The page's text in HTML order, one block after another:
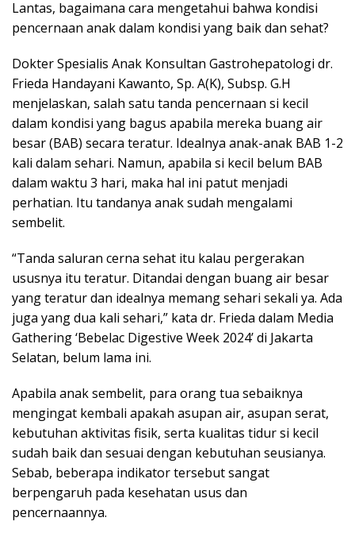
Lantas, bagaimana cara mengetahui bahwa kondisi
pencernaan anak dalam kondisi yang baik dan sehat?
Dokter Spesialis Anak Konsultan Gastrohepatologi dr.
Frieda Handayani Kawanto, Sp. A(K), Subsp. G.H
menjelaskan, salah satu tanda pencernaan si kecil
dalam kondisi yang bagus apabila mereka buang air
besar (BAB) secara teratur. Idealnya anak-anak BAB 1-2
kali dalam sehari. Namun, apabila si kecil belum BAB
dalam waktu 3 hari, maka hal ini patut menjadi
perhatian. Itu tandanya anak sudah mengalami
sembelit.
“Tanda saluran cerna sehat itu kalau pergerakan
ususnya itu teratur. Ditandai dengan buang air besar
yang teratur dan idealnya memang sehari sekali ya. Ada
juga yang dua kali sehari,” kata dr. Frieda dalam Media
Gathering ‘Bebelac Digestive Week 2024’ di Jakarta
Selatan, belum lama ini.
Apabila anak sembelit, para orang tua sebaiknya
mengingat kembali apakah asupan air, asupan serat,
kebutuhan aktivitas fisik, serta kualitas tidur si kecil
sudah baik dan sesuai dengan kebutuhan seusianya.
Sebab, beberapa indikator tersebut sangat
berpengaruh pada kesehatan usus dan
pencernaannya.